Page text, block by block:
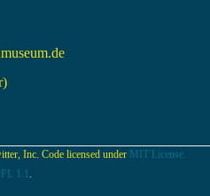
Inc. Code licensed under MIT License.
1.1 .